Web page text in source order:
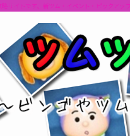
サイトです。新ツム・イベント・ピックア